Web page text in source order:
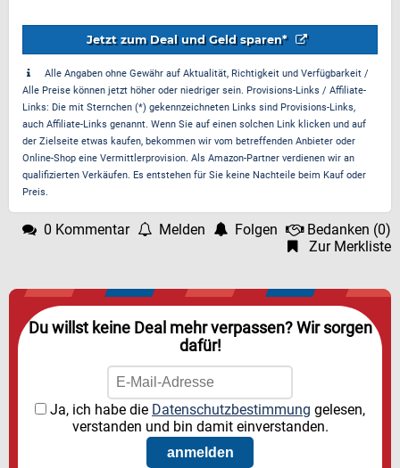
Jetzt zum Deal und Geld sparen*
Alle Angaben ohne Gewähr auf Aktualität, Richtigkeit und Verfügbarkeit /
Alle Preise können jetzt höher oder niedriger sein. Provisions-Links / Affiliate-
Links: Die mit Sternchen (*) gekennzeichneten Links sind Provisions-Links,
auch Affiliate-Links genannt. Wenn Sie auf einen solchen Link klicken und auf
der Zielseite etwas kaufen, bekommen wir vom betreffenden Anbieter oder
Online-Shop eine Vermittlerprovision. Als Amazon-Partner verdienen wir an
qualifizierten Verkäufen. Es entstehen für Sie keine Nachteile beim Kauf oder
Preis.
0 Kommentar Melden Folgen Bedanken (0)
Zur Merkliste
Du willst keine Deal mehr verpassen? Wir sorgen
dafür!
Ja, ich habe die Datenschutzbestimmung gelesen,
verstanden und bin damit einverstanden.